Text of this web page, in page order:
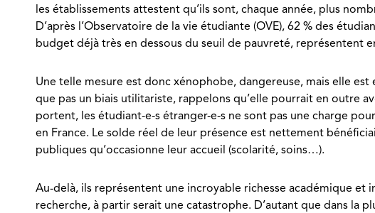
les établissements attestent qu’ils sont, chaque année, plus
D’après l’Observatoire de la vie étudiante (OVE), 62 % des
budget déjà très en dessous du seuil de pauvreté, représentent
Une telle mesure est donc xénophobe, dangereuse, mais elle
que pas un biais utilitariste, rappelons qu’elle pourrait en outre
portent, les étudiant-e-s étranger-e-s ne sont pas une charge
en France. Le solde réel de leur présence est nettement
publiques qu’occasionne leur accueil (scolarité, soins…).
Au-delà, ils représentent une incroyable richesse académique
recherche, à partir serait une catastrophe. D’autant que dans la